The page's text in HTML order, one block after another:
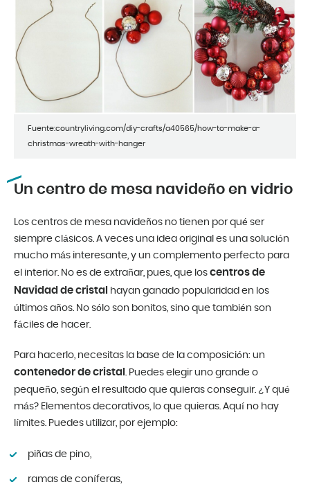
Fuente:countryliving.com/diy-crafts/a40565/how-to-make-a-
christmas-wreath-with-hanger
Un centro de mesa navideño en vidrio
Los centros de mesa navideños no tienen por qué ser
siempre clásicos. A veces una idea original es una solución
mucho más interesante, y un complemento perfecto para
el interior. No es de extrañar, pues, que los centros de
Navidad de cristal
hayan ganado popularidad en los
últimos años. No sólo son bonitos, sino que también son
fáciles de hacer.
Para hacerlo, necesitas la base de la composición: un
contenedor de cristal . Puedes elegir uno grande o
pequeño, según el resultado que quieras conseguir. ¿Y qué
más? Elementos decorativos, lo que quieras. Aquí no hay
límites. Puedes utilizar, por ejemplo:
piñas de pino,
ramas de coníferas,